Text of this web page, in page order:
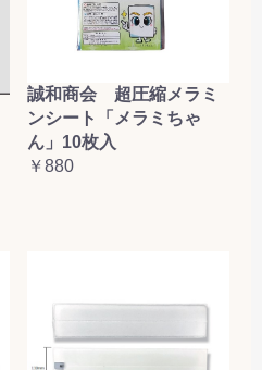
誠和商会 超圧縮メラミ
ンシート「メラミちゃ
ん」10枚入
￥880